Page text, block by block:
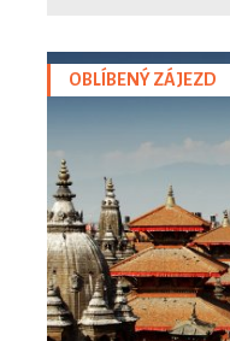
OBLÍBENÝ ZÁJEZD